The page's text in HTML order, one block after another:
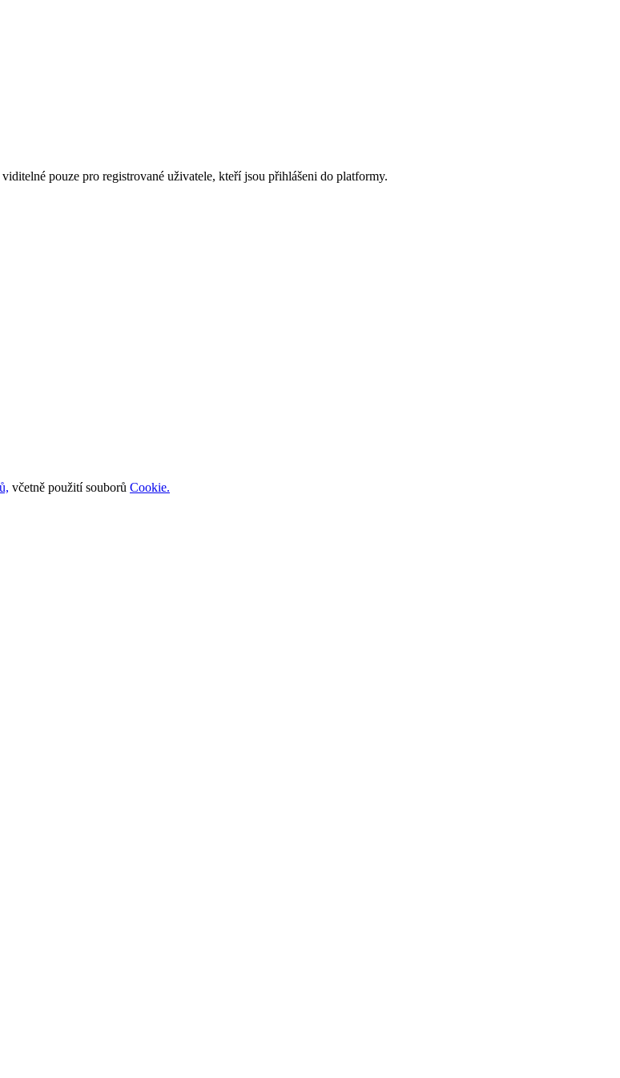
pouze pro registrované uživatele, kteří jsou přihlášeni do platformy.
včetně použití souborů Cookie.